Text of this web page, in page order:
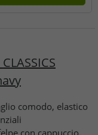
comodo, elastico
con cappuccio,